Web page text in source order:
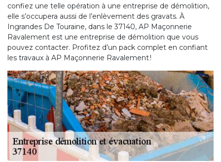
confiez une telle opération à une entreprise de démolition,
elle s’occupera aussi de l’enlèvement des gravats. À
Ingrandes De Touraine, dans le 37140, AP Maçonnerie
Ravalement est une entreprise de démolition que vous
pouvez contacter. Profitez d’un pack complet en confiant
les travaux à AP Maçonnerie Ravalement !